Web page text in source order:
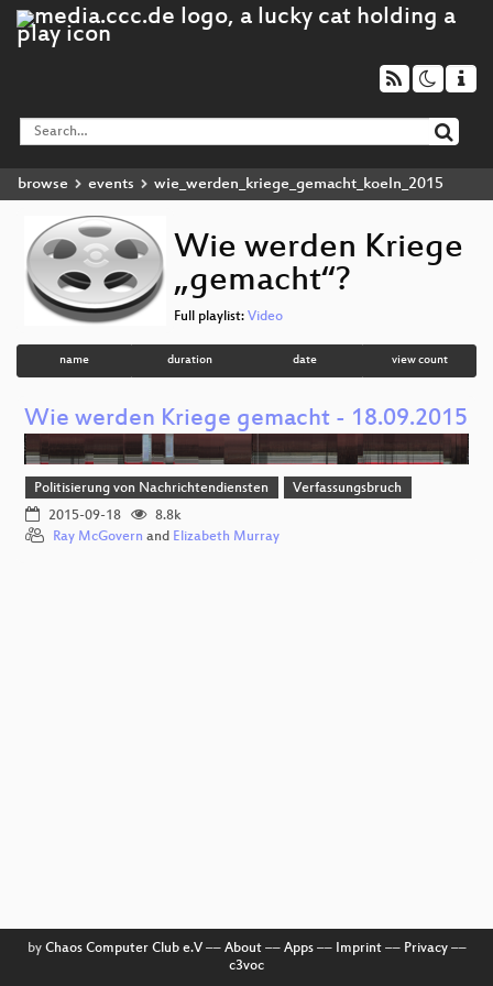
browse events wie_werden_kriege_gemacht_koeln_2015
Wie werden Kriege
„gemacht“?
Full playlist: Video
name duration date view count
Wie werden Kriege gemacht - 18.09.2015
Politisierung von Nachrichtendiensten
Verfassungsbruch
2015-09-18
8.8k
Ray McGovern and Elizabeth Murray
by Chaos Computer Club e.V–– About–– Apps–– Imprint–– Privacy––
c3voc